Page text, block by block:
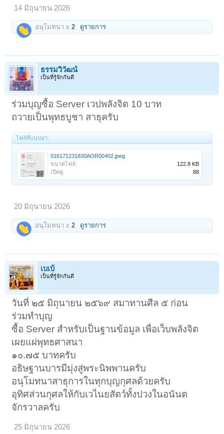
14 มิถุนายน 2026
อนุโมทนา x2 ดูรายการ
ธรรมวิวัฒน์
เป็นที่รู้จักกันดี
ร่วมบุญซื้อ Server เวปพลังจิต 10 บาท
ถวายเป็นพุทธบูชา สาธุครับ
ไฟล์ที่แนบมา:
016171231830AOR00402.jpeg
ขนาดไฟล์:
122.8 KB
เปิดดู:
88
20 มิถุนายน 2026
อนุโมทนา x2 ดูรายการ
เบเบ้
เป็นที่รู้จักกันดี
วันที่ ๒๕ มิถุนายน ๒๕๖๙ สมาทานศีล ๕ ก่อน
ร่วมทำบุญ
ซื้อ Server สำหรับเป็นฐานข้อมูล เพื่อเว็บพลังจิต
เผยแผ่พุทธศาสนา
๑๐.๗๕ บาทครับ
อธิษฐานบารมีมุ่งสู่พระนิพพานครับ
อนุโมทนาสาธุการในทุกบุญกุศลด้วยครับ
อุทิศส่วนกุศลให้กับเวไนยสัตว์ทั้งปวงในอนันต
จักรวาลครับ
25 มิถุนายน 2026